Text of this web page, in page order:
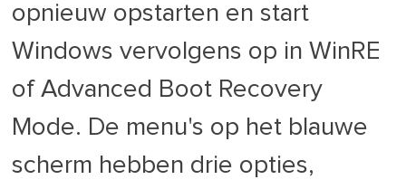
opnieuw opstarten en start
Windows vervolgens op in WinRE
of Advanced Boot Recovery
Mode. De menu's op het blauwe
scherm hebben drie opties,